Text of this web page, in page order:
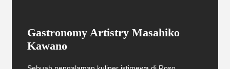
Gastronomy Artistry Masahiko
Kawano